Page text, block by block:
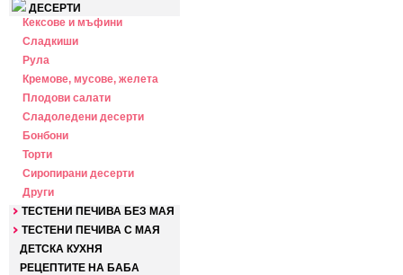
ДЕСЕРТИ
Кексове и мъфини
Сладкиши
Рула
Кремове, мусове, желета
Плодови салати
Сладоледени десерти
Бонбони
Торти
Сиропирани десерти
Други
ТЕСТЕНИ ПЕЧИВА БЕЗ МАЯ
ТЕСТЕНИ ПЕЧИВА С МАЯ
ДЕТСКА КУХНЯ
РЕЦЕПТИТЕ НА БАБА